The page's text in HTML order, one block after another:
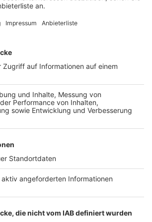
wir ihn euch nicht. Seit 2003
nun als "Elvis Eifel" seine Späße
'Opfer' müssen am Ende mit lachen -
Und weil Elvis das noch viele
möchte, benötigt er eure
werden sollte? Dann nutzt
tretet mit Elvis direkt in Kontakt! Er
neue Nachricht.